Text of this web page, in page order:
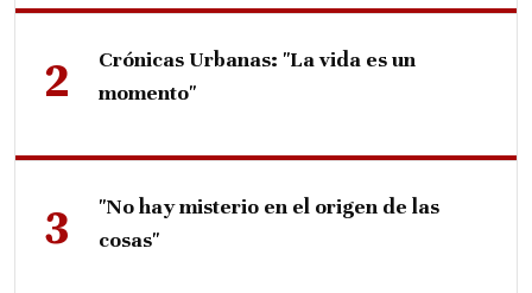
Crónicas Urbanas: "La vida es un
momento"
"No hay misterio en el origen de las
cosas"